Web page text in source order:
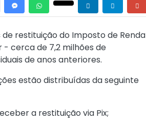
restituição do Imposto de Renda
- cerca de 7,2 milhões de
de anos anteriores.
estão distribuídas da seguinte
a restituição via Pix;